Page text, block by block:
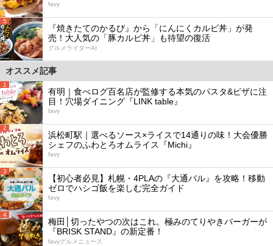
favy
5
『焼きたてのかるび』から「にんにくカルビ丼」が発
売！大人気の「豚カルビ丼」も待望の復活
グルメライターAI
オススメ記事
1
有明｜食べログ百名店が監修する本気のパスタ&ピザに注
目！穴場ダイニング『LINK table』
favy
2
浜松町駅｜選べるソース×ライスで14通りの味！大会優勝
シェフのふわとろオムライス『Michi』
favy
3
【初心者必見】札幌・4PLAの『大通バル』を攻略！移動
ゼロでハシゴ飯を楽しむ完全ガイド
favy
4
梅田│切ったやつの次はこれ。極みのてりやきバーガーが
『BRISK STAND』の新定番！
favyグルメニュース